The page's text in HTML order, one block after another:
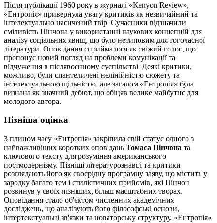
Після публікації 1960 року в журналі «Kenyon Review»,
«Ентропія» привернула увагу критиків як незвичайний та
інтелектуально насичений твір. Сучасники відзначили
сміливість Пінчона у використанні наукових концепцій для
аналізу соціальних явищ, що було нетиповим для тогочасної
літератури. Оповідання сприймалося як свіжий голос, що
пропонує новий погляд на проблеми комунікації та
відчуження в післявоєнному суспільстві. Деякі критики,
можливо, були спантеличені нелінійністю сюжету та
інтелектуальною щільністю, але загалом «Ентропія» була
визнана як значний дебют, що обіцяв велике майбутнє для
молодого автора.
Пізніша оцінка
З плином часу «Ентропія» закріпила свій статус одного з
найважливіших коротких оповідань Томаса Пінчона та
ключового тексту для розуміння американського
постмодернізму. Пізніші літературознавці та критики
розглядають його як своєрідну програмну заяву, що містить у
зародку багато тем і стилістичних прийомів, які Пінчон
розвинув у своїх пізніших, більш масштабних творах.
Оповідання стало об'єктом численних академічних
досліджень, що аналізують його філософські основи,
інтертекстуальні зв'язки та новаторську структуру. «Ентропія»